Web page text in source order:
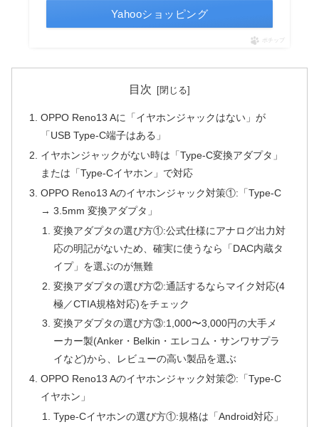
Yahooショッピング
ポチップ
目次
OPPO Reno13 Aに「イヤホンジャックはない」が
「USB Type-C端子はある」
イヤホンジャックがない時は「Type-C変換アダプタ」
または「Type-Cイヤホン」で対応
OPPO Reno13 Aのイヤホンジャック対策①:「Type-C
→ 3.5mm 変換アダプタ」
変換アダプタの選び方①:公式仕様にアナログ出力対
応の明記がないため、確実に使うなら「DAC内蔵タ
イプ」を選ぶのが無難
変換アダプタの選び方②:通話するならマイク対応(4
極／CTIA規格対応)をチェック
変換アダプタの選び方③:1,000〜3,000円の大手メ
ーカー製(Anker・Belkin・エレコム・サンワサプラ
イなど)から、レビューの高い製品を選ぶ
OPPO Reno13 Aのイヤホンジャック対策②:「Type-C
イヤホン」
Type-Cイヤホンの選び方①:規格は「Android対応」